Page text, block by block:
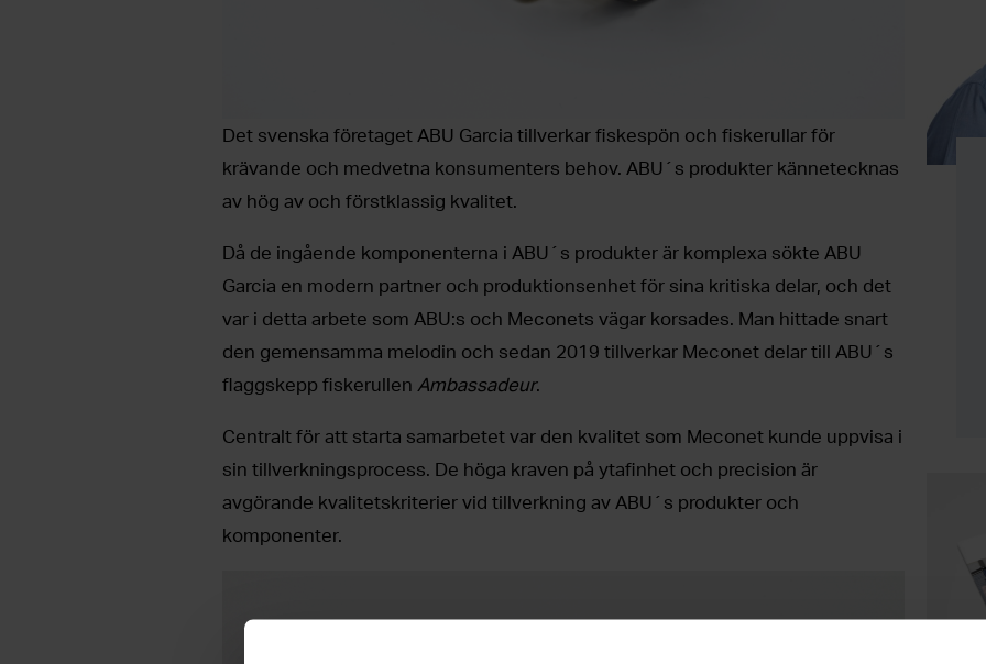
Det svenska företaget ABU Garcia tillverkar fiskespön och fiskerullar för
krävande och medvetna konsumenters behov. ABU´s produkter kännetecknas
av hög av och förstklassig kvalitet.
Då de ingående komponenterna i ABU´s produkter är komplexa sökte ABU
Garcia en modern partner och produktionsenhet för sina kritiska delar, och det
var i detta arbete som ABU:s och Meconets vägar korsades. Man hittade snart
den gemensamma melodin och sedan 2019 tillverkar Meconet delar till ABU´s
flaggskepp fiskerullen Ambassadeur.
Centralt för att starta samarbetet var den kvalitet som Meconet kunde uppvisa i
sin tillverkningsprocess. De höga kraven på ytafinhet och precision är
avgörande kvalitetskriterier vid tillverkning av ABU´s produkter och
komponenter.